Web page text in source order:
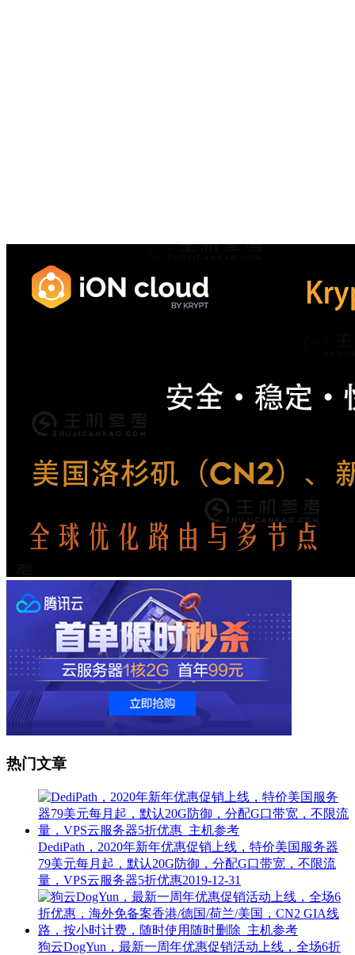
热门文章
DediPath，2020年新年优惠促销上线，特价美国服务器
79美元每月起，默认20G防御，分配G口带宽，不限流
量，VPS云服务器5折优惠2019-12-31
狗云DogYun，最新一周年优惠促销活动上线，全场6折